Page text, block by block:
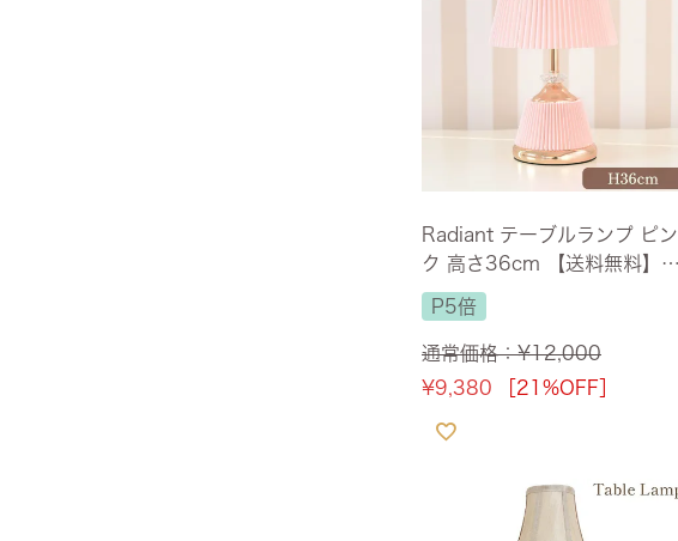
Radiant テーブルランプ ピン
ク 高さ36cm 【送料無料】
[Y]
P5倍
通常価格：¥12,000
¥9,380 ［21%OFF］